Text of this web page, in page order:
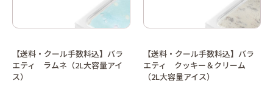
【送料・クール手数料込】バラ
エティ ラムネ（2L大容量アイ
ス）
【送料・クール手数料込】バラ
エティ クッキー＆クリーム
（2L大容量アイス）